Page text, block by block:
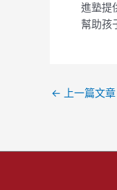
進塾提
幫助孩
← 上一篇文章